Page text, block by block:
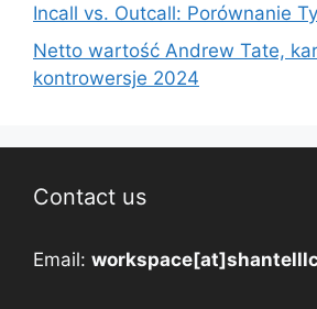
Incall vs. Outcall: Porównanie
Netto wartość Andrew Tate,
kontrowersje 2024
Contact us
Email: